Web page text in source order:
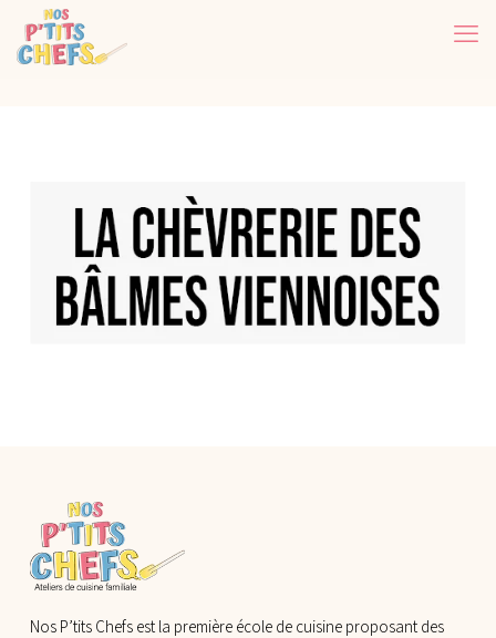
Nos P’tits Chefs est la première école de cuisine proposant des